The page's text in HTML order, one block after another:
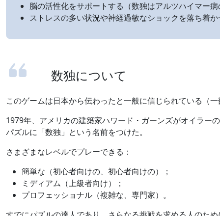
脳の活性化をサポートする（数独はアルツハイマー
ストレスの多い状況や神経過敏なショックを落ち着か
数独について
このゲームは日本から伝わったと一般に信じられている（
1979年、アメリカの建築家ハワード・ガーンズがオイラー
パズルに「数独」という名前をつけた。
さまざまなレベルでプレーできる：
簡単な（初心者向けの、初心者向けの）；
ミディアム（上級者向け）；
プロフェッショナル（複雑な、専門家）。